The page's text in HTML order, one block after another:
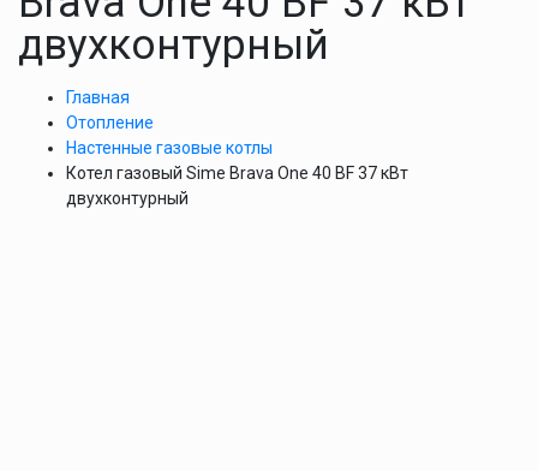
двухконтурный
Главная
Отопление
Настенные газовые котлы
Котел газовый Sime Brava One 40 BF 37 кВт
двухконтурный